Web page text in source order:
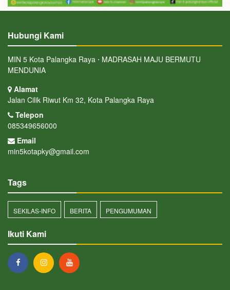
Hubungi Kami
MIN 5 Kota Palangka Raya ⋅ MADRASAH MAJU BERMUTU
MENDUNIA
Alamat
Jalan Cilik Riwut Km 32, Kota Palangka Raya
Telepon
085349656000
Email
min5kotapky@gmail.com
Tags
SEKILAS-INFO BERITA PENGUMUMAN
Ikuti Kami